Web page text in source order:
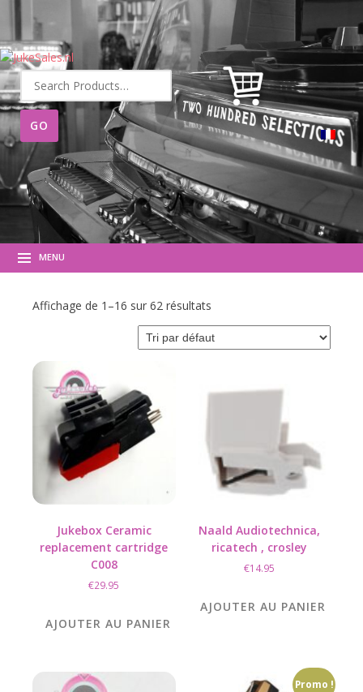
Recherche
pour :
MENU
Affichage de 1–16 sur 62 résultats
Jukebox Ceramic
replacement cartridge
C008
€29.95
AJOUTER AU PANIER
Naald Audiotechnica,
ricatech , crosley
€14.95
AJOUTER AU PANIER
Promo !